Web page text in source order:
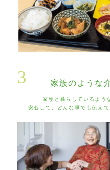
家族のような
家族と暮らしているよう
安心して、どんな事でも伝え
3